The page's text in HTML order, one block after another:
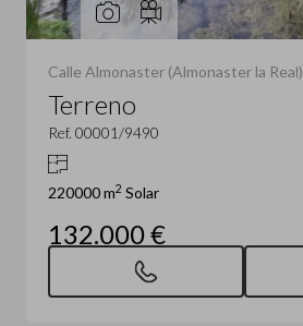
Calle Almonaster (Almonaster la Real)
Terreno
Ref. 00001/9490
220000 m2 Solar
132.000 €